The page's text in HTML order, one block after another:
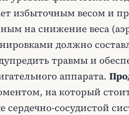
избыточным весом и
на снижение веса
должно
травмы и
аппарата.
на который
сердечно-сосудистой